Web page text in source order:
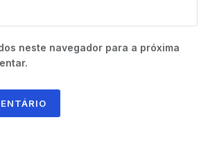
neste navegador para a próxima